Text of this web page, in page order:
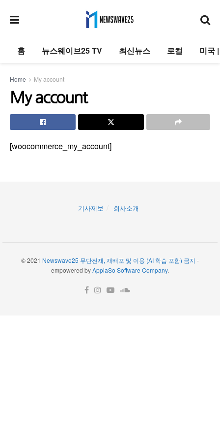
홈 뉴스웨이브25 TV 최신뉴스 로컬 미국
Home My account
My account
[woocommerce_my_account]
기사제보 회사소개
© 2021 Newswave25 무단전재, 재배포 및 이용 (AI 학습 포함) 금지 -
empowered byApplaSo Software Company.